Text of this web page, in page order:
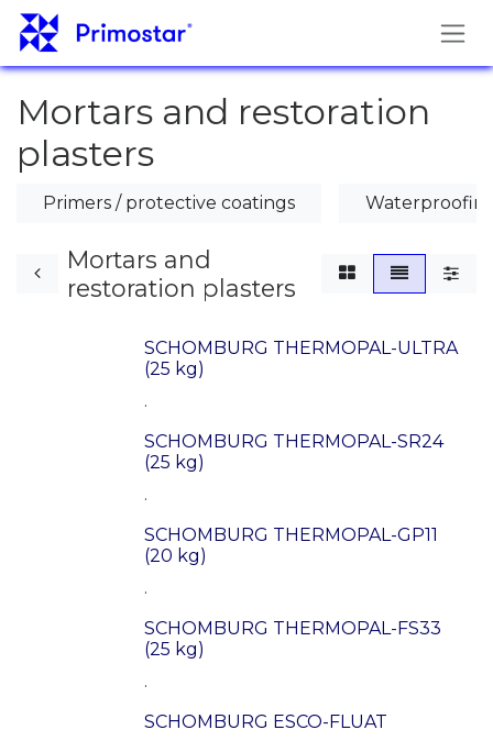
Hoppa till innehåll
Mortars and restoration
plasters
Primers / protective coatings
Mortars and
restoration plasters
SCHOMBURG THERMOPAL-ULTRA
(25 kg)
.
SCHOMBURG THERMOPAL-SR24
(25 kg)
.
SCHOMBURG THERMOPAL-GP11
(20 kg)
.
SCHOMBURG THERMOPAL-FS33
(25 kg)
.
SCHOMBURG ESCO-FLUAT